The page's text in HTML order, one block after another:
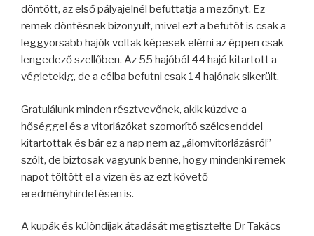
döntött, az első pályajelnél befuttatja a mezőnyt. Ez
remek döntésnek bizonyult, mivel ezt a befutót is csak a
leggyorsabb hajók voltak képesek elérni az éppen csak
lengedező szellőben. Az 55 hajóból 44 hajó kitartott a
végletekig, de a célba befutni csak 14 hajónak sikerült.
Gratulálunk minden résztvevőnek, akik küzdve a
hőséggel és a vitorlázókat szomorító szélcsenddel
kitartottak és bár ez a nap nem az „álomvitorlázásról”
szólt, de biztosak vagyunk benne, hogy mindenki remek
napot töltött el a vizen és az ezt követő
eredményhirdetésen is.
A kupák és különdíjak átadását megtisztelte Dr Takács